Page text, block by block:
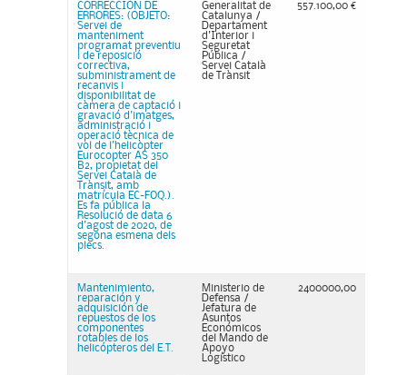
CORRECCIÓN DE
ERRORES: (OBJETO:
Servei de
manteniment
programat preventiu
i de reposició
correctiva,
subministrament de
recanvis i
disponibilitat de
càmera de captació i
gravació d'imatges,
administració i
operació tècnica de
vol de l'helicòpter
Eurocopter AS 350
B2, propietat del
Servei Català de
Trànsit, amb
matrícula EC-FOQ.).
Es fa pública la
Resolució de data 6
d'agost de 2020, de
segona esmena dels
plecs.
Generalitat de
Catalunya /
Departament
d'Interior i
Seguretat
Pública /
Servei Català
de Trànsit
557.100,00 €
Mantenimiento,
reparación y
adquisición de
repuestos de los
componentes
rotables de los
helicópteros del E.T.
Ministerio de
Defensa /
Jefatura de
Asuntos
Económicos
del Mando de
Apoyo
Logístico
2400000,00